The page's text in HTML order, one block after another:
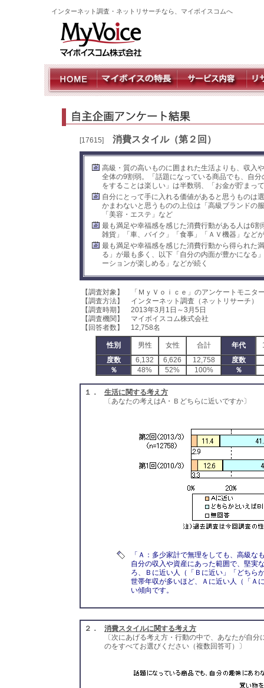
インターネット調査・ネットリサーチなら、マイボイスコムへ
[17615] 消費スタイル（第２回）
高級・質の高いものに囲まれた生活よりも、収入
全体の9割弱。「話題になっている商品でも、自
をすることは楽しい」は半数弱、「お金が貯まっ
自分にとって手に入れる価値があると思うものは
かまわないと思うものの上位は「高級ブランドの
「美容・エステ」など
最も満足や幸福感を感じた消費行動がある人は6
雑貨」「車、バイク」「食事」「ＡＶ機器」など
最も満足や幸福感を感じた消費行動から得られた
る」が最も多く、以下「自分の内面が豊かになる
ーションが楽しめる」などが続く
【調査対象】 「ＭｙＶｏｉｃｅ」のアンケートモニタ
【調査方法】 インターネット調査（ネットリサーチ）
【調査時期】 2013年3月1日～3月5日
【調査機関】 マイボイスコム株式会社
【回答者数】 12,758名
性別 男性 女性 合計 年代
度数
6,132 6,626 12,758 度数
％
48% 52% 100% ％
１．
生活に関する考え方
〔あなたの考えはA・Ｂどちらに近いですか〕
「Ａ：多少家計で無理をしても、高級
自分の収入や資産にあった範囲で、堅実
ろ、Ｂに近い人（「Ｂに近い」「どちら
世帯年収が多いほど、Ａに近い人（「Ａ
い傾向です。
２．
消費スタイルに関する考え方
〔次にあげる考え方・行動の中で、あなたが自
のをすべてお選びください（複数回答可）〕